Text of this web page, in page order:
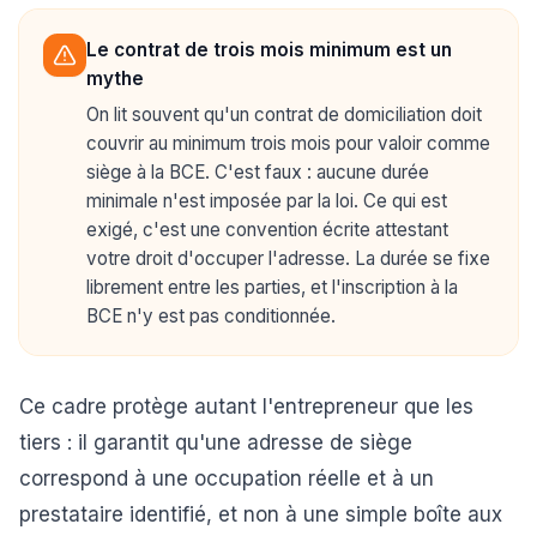
Le contrat de trois mois minimum est un
mythe
On lit souvent qu'un contrat de domiciliation doit
couvrir au minimum trois mois pour valoir comme
siège à la BCE. C'est faux : aucune durée
minimale n'est imposée par la loi. Ce qui est
exigé, c'est une convention écrite attestant
votre droit d'occuper l'adresse. La durée se fixe
librement entre les parties, et l'inscription à la
BCE n'y est pas conditionnée.
Ce cadre protège autant l'entrepreneur que les
tiers : il garantit qu'une adresse de siège
correspond à une occupation réelle et à un
prestataire identifié, et non à une simple boîte aux